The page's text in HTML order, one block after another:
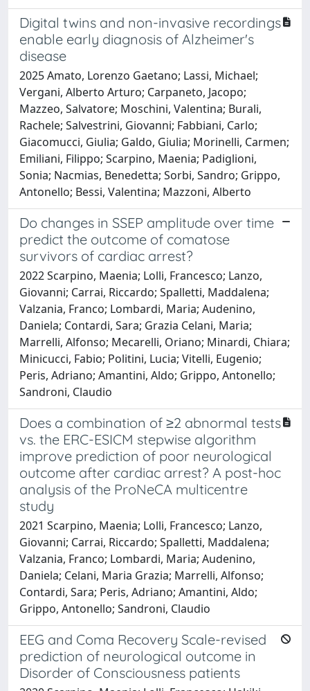
Digital twins and non-invasive recordings
enable early diagnosis of Alzheimer's
disease
2025 Amato, Lorenzo Gaetano; Lassi, Michael;
Vergani, Alberto Arturo; Carpaneto, Jacopo;
Mazzeo, Salvatore; Moschini, Valentina; Burali,
Rachele; Salvestrini, Giovanni; Fabbiani, Carlo;
Giacomucci, Giulia; Galdo, Giulia; Morinelli, Carmen;
Emiliani, Filippo; Scarpino, Maenia; Padiglioni,
Sonia; Nacmias, Benedetta; Sorbi, Sandro; Grippo,
Antonello; Bessi, Valentina; Mazzoni, Alberto
Do changes in SSEP amplitude over time
predict the outcome of comatose
survivors of cardiac arrest?
2022 Scarpino, Maenia; Lolli, Francesco; Lanzo,
Giovanni; Carrai, Riccardo; Spalletti, Maddalena;
Valzania, Franco; Lombardi, Maria; Audenino,
Daniela; Contardi, Sara; Grazia Celani, Maria;
Marrelli, Alfonso; Mecarelli, Oriano; Minardi, Chiara;
Minicucci, Fabio; Politini, Lucia; Vitelli, Eugenio;
Peris, Adriano; Amantini, Aldo; Grippo, Antonello;
Sandroni, Claudio
Does a combination of ≥2 abnormal tests
vs. the ERC-ESICM stepwise algorithm
improve prediction of poor neurological
outcome after cardiac arrest? A post-hoc
analysis of the ProNeCA multicentre
study
2021 Scarpino, Maenia; Lolli, Francesco; Lanzo,
Giovanni; Carrai, Riccardo; Spalletti, Maddalena;
Valzania, Franco; Lombardi, Maria; Audenino,
Daniela; Celani, Maria Grazia; Marrelli, Alfonso;
Contardi, Sara; Peris, Adriano; Amantini, Aldo;
Grippo, Antonello; Sandroni, Claudio
EEG and Coma Recovery Scale-revised
prediction of neurological outcome in
Disorder of Consciousness patients